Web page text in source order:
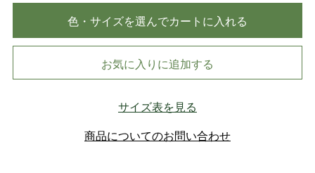
色・サイズを選んでカートに入れる
お気に入りに追加する
サイズ表を見る
商品についてのお問い合わせ